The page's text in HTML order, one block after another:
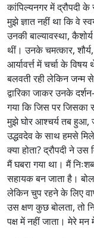
कांपिल्यनगर में द्रौपदी
मुझे ज्ञात नहीं था कि वे
उनकी बाल्यावस्था,
थीं। उनके चमत्कार,
आर्यावर्त्त में चर्चा के
बलवती रही लेकिन जन्म
द्वारिका जाकर उनके
गया कि जिस पर जिसका
मुझे घोर आश्चर्य तब हुआ,
उद्धवदेव के साथ हमसे
क्या होता? द्रौपदी ने
मैं घबरा गया था। मैं
सहायक बन जाता है।
लेकिन चुप रहने के लिए
उस क्षण कुछ बोलता, तो
पक्ष में नहीं जाता। मेरे मन